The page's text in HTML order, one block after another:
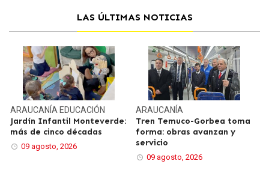
LAS ÚLTIMAS NOTICIAS
ARAUCANÍA EDUCACIÓN
Jardín Infantil Monteverde:
más de cinco décadas
09 agosto, 2026
ARAUCANÍA
Tren Temuco-Gorbea toma
forma: obras avanzan y
servicio
09 agosto, 2026